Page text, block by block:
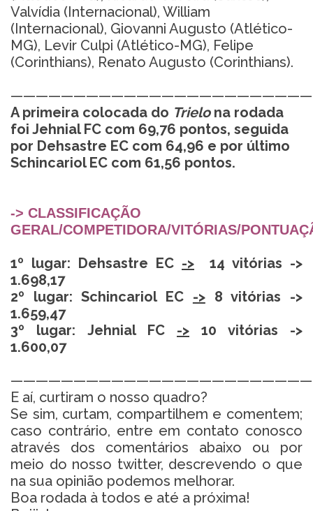
Valvídia (Internacional), William
(Internacional), Giovanni Augusto (Atlético-
MG), Levir Culpi (Atlético-MG), Felipe
(Corinthians), Renato Augusto (Corinthians).
A primeira colocada do Trielona rodada
foi Jehnial FC com 69,76 pontos, seguida
por Dehsastre EC com 64,96 e por último
Schincariol EC com 61,56 pontos.
-> CLASSIFICAÇÃO
GERAL/COMPETIDORA/VITÓRIAS/
1º lugar: Dehsastre EC -> 14 vitórias ->
1.698,17
2º lugar: Schincariol EC ->8 vitórias ->
1.659,47
3º lugar: Jehnial FC -> 10 vitórias ->
1.600,07
E aí, curtiram o nosso quadro?
Se sim, curtam, compartilhem e comentem;
caso contrário, entre em contato conosco
através dos comentários abaixo ou por
meio do nosso twitter, descrevendo o que
na sua opinião podemos melhorar.
Boa rodada à todos e até a próxima!